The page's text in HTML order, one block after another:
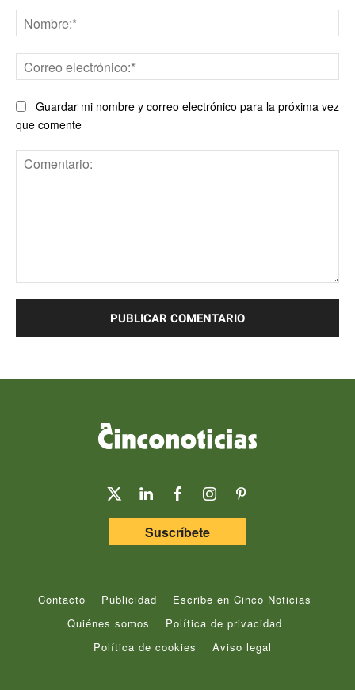
Guardar mi nombre y correo electrónico para la próxima vez
que comente
Suscríbete
Contacto Publicidad
Escribe en Cinco Noticias
Quiénes somos
Política de privacidad
Política de cookies
Aviso legal